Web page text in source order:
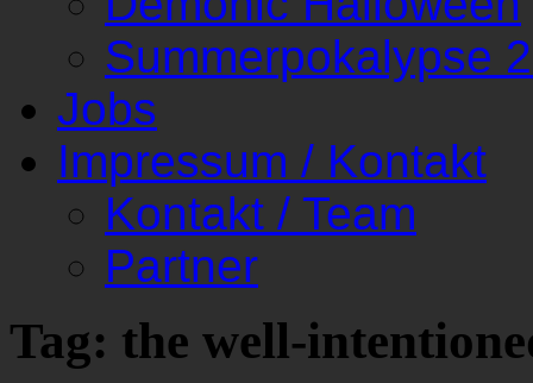
Summerpokalypse
Jobs
Impressum / Kontakt
Kontakt / Team
Partner
Tag: the well-